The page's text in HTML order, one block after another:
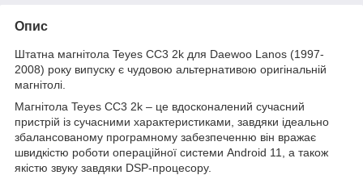
Опис
Штатна магнітола Teyes CC3 2k для Daewoo Lanos (1997-
2008) року випуску є чудовою альтернативою оригінальній
магнітолі.
Магнітола Teyes CC3 2k – це вдосконалений сучасний
пристрій із сучасними характеристиками, завдяки ідеально
збалансованому програмному забезпеченню він вражає
швидкістю роботи операційної системи Android 11, а також
якістю звуку завдяки DSP-процесору.